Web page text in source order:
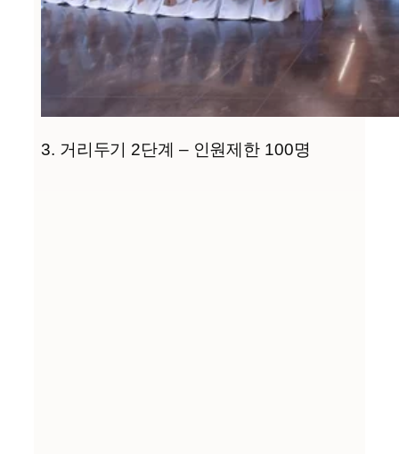
3. 거리두기 2단계 – 인원제한 100명